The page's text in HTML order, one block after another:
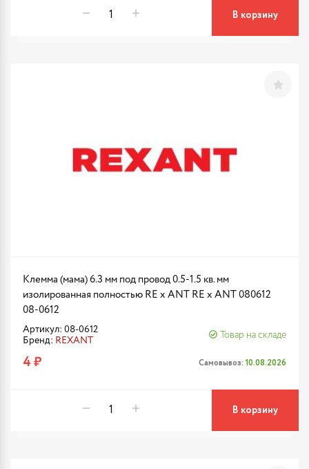
В корзину
Клемма (мама) 6.3 мм под провод 0.5-1.5 кв. мм
изолированная полностью RE x ANT RE x ANT 080612
08-0612
Артикул: 08-0612
Бренд: REXANT
Товар на складе
4 ₽ Самовывоз: 10.08.2026
В корзину